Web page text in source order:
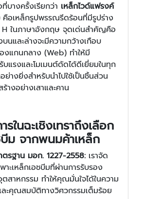
บางครั้งเรียกว่า เหล็กไวด์แฟรงค์
คือเหล็กรูปพรรณรีดร้อนที่มีรูปร่าง
ในภาษาอังกฤษ จุดเด่นสำคัญคือ
นและล่างจะมีความกว้างเกือบ
งแกนกลาง (Web) ทำให้มี
แรงและโมเมนต์ดัดได้ดีเยี่ยมในทุก
ย่างยิ่งสำหรับนำไปใช้เป็นชิ้นส่วน
างอย่างเสาและคาน
รในฉะเชิงเทราถึงเลือก
บีม จากพนมค้าเหล็ก
รฐาน มอก. 1227-2558: เราจัด
าะเหล็กเอชบีมที่ผ่านการรับรอง
สาหกรรม ทำให้คุณมั่นใจได้ในความ
ะคุณสมบัติทางวิศวกรรมเต็มร้อย